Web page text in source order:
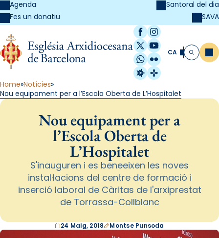
Agenda
Fes un donatiu
Santoral del dia
SAVA
Facebook
Instagram
X / Twitter
YouTube
WhatsApp
Flickr
Radio Estel
Catalunya
CA Cerca
Home Notícies
Nou equipament per a l’Escola Oberta de L’Hospitalet
Nou equipament per a
l’Escola Oberta de
L’Hospitalet
S'inauguren i es beneeixen les noves
instal·lacions del centre de formació i
inserció laboral de Càritas de l'arxiprestat
de Torrassa-Collblanc
24 Maig, 2018 Montse Punsoda